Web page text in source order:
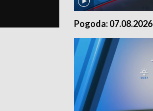
Pogoda: 07.08.2026